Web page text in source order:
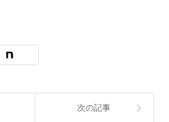
次の記事